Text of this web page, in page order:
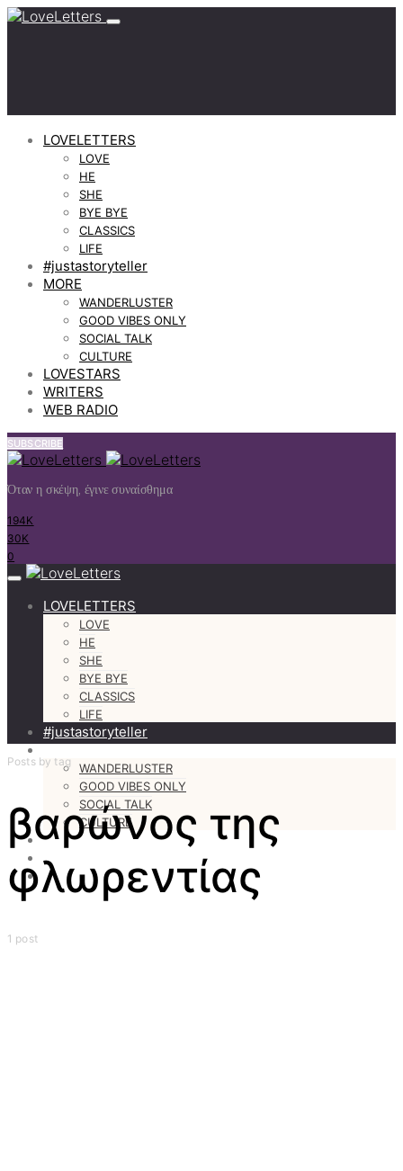
LOVELETTERS
LOVE
HE
SHE
BYE BYE
CLASSICS
LIFE
#justastoryteller
MORE
WANDERLUSTER
GOOD VIBES ONLY
SOCIAL TALK
CULTURE
LOVESTARS
WRITERS
WEB RADIO
SUBSCRIBE
Όταν η σκέψη, έγινε συναίσθημα
194K
30K
0
LOVELETTERS
LOVE
HE
SHE
BYE BYE
CLASSICS
LIFE
#justastoryteller
MORE
WANDERLUSTER
GOOD VIBES ONLY
SOCIAL TALK
CULTURE
LOVESTARS
WRITERS
WEB RADIO
Posts by tag
βαρώνος της
φλωρεντίας
1 post